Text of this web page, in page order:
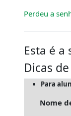
Perdeu a
Esta é a
Dicas
Para
Nome